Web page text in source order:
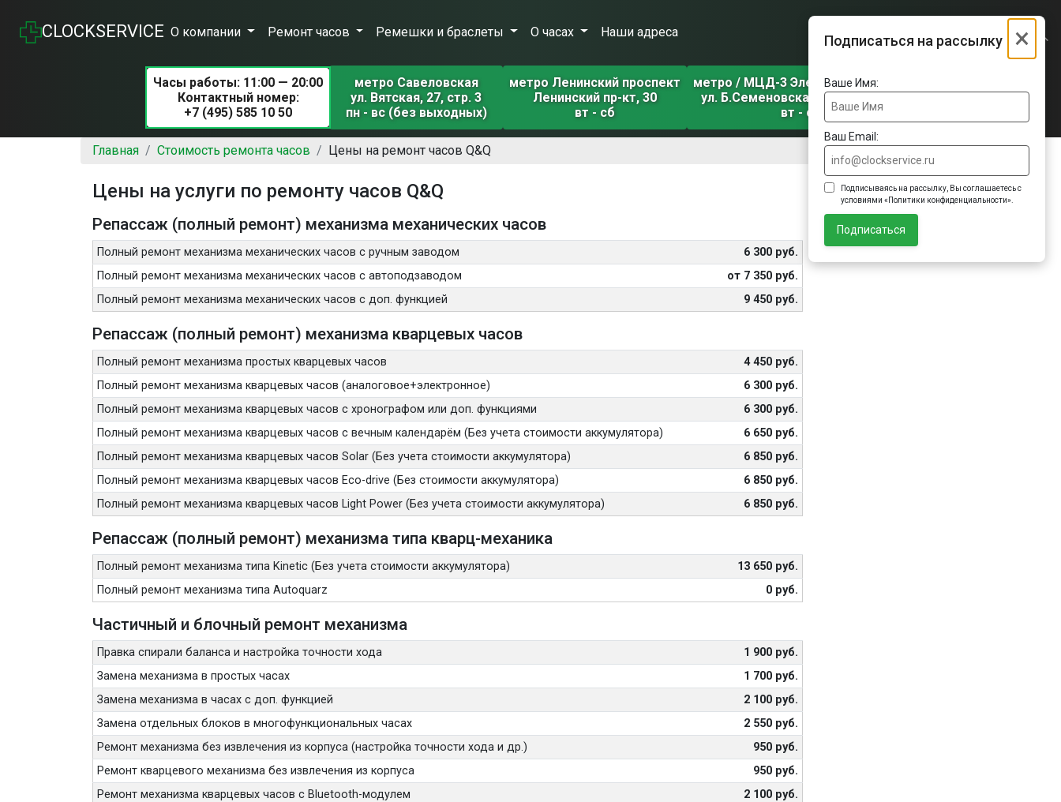
CLOCKSERVICE О компании Ремонт часов Ремешки и браслеты О часах Наши адреса
Часы работы: 11:00 — 20:00
Контактный номер:
+7 (495) 585 10 50
метро Савеловская
ул. Вятская, 27, стр. 3
пн - вс (без выходных)
метро Ленинский проспект
Ленинский пр-кт, 30
вт - сб
метро / МЦД-3 Электрозаводская
ул. Б.Семеновская, д. 31, корп. 1
вт - сб
Главная Стоимость ремонта часов Цены на ремонт часов Q&Q
×
Подписаться на рассылку
Ваше Имя:
Ваш Email:
Подписываясь на рассылку, Вы соглашаетесь с
условиями «Политики конфиденциальности».
Подписаться
Цены на услуги по ремонту часов Q&Q
Репассаж (полный ремонт) механизма механических часов
Полный ремонт механизма механических часов с ручным заводом
6 300 руб.
Полный ремонт механизма механических часов с автоподзаводом
от 7 350 руб.
Полный ремонт механизма механических часов с доп. функцией
9 450 руб.
Репассаж (полный ремонт) механизма кварцевых часов
Полный ремонт механизма простых кварцевых часов
4 450 руб.
Полный ремонт механизма кварцевых часов (аналоговое+электронное)
6 300 руб.
Полный ремонт механизма кварцевых часов с хронографом или доп. функциями
6 300 руб.
Полный ремонт механизма кварцевых часов с вечным календарём (Без учета стоимости аккумулятора)
6 650 руб.
Полный ремонт механизма кварцевых часов Solar (Без учета стоимости аккумулятора)
6 850 руб.
Полный ремонт механизма кварцевых часов Eco-drive (Без стоимости аккумулятора)
6 850 руб.
Полный ремонт механизма кварцевых часов Light Power (Без учета стоимости аккумулятора)
6 850 руб.
Репассаж (полный ремонт) механизма типа кварц-механика
Полный ремонт механизма типа Kinetic (Без учета стоимости аккумулятора)
13 650 руб.
Полный ремонт механизма типа Autoquarz
0 руб.
Частичный и блочный ремонт механизма
Правка спирали баланса и настройка точности хода
1 900 руб.
Замена механизма в простых часах
1 700 руб.
Замена механизма в часах с доп. функцией
2 100 руб.
Замена отдельных блоков в многофункциональных часах
2 550 руб.
Ремонт механизма без извлечения из корпуса (настройка точности хода и др.)
950 руб.
Ремонт кварцевого механизма без извлечения из корпуса
950 руб.
Ремонт механизма кварцевых часов с Bluetooth-модулем
2 100 руб.